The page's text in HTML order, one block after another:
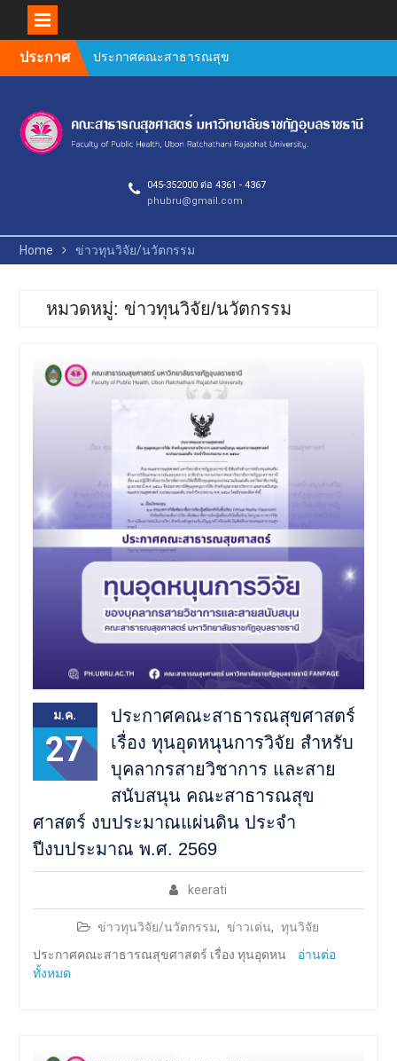
ประกาศ
สาธารณสุขศาสตร์
Author Guidelines and
Manuscript Preparation
คำชี้แจงการตีพิมพ์วารสาร
วิจัยสาธารณสุขศาสตร์ 2569
ยินดีต้อนรับคณะกรรมการ
ศึกษาภายใน ระดับหลักสูตร
(AUN QA / TQF) ประจำปีการ
กิจกรรมประกวดผลงาน
วิชาการ วิจัย และนวัตกรรม
UBRU Symposium : Public
Health Next Gen
045-352000 ต่อ 4361 - 4367
phubru@gmail.com
Home ข่าวทุนวิจัย/นวัตกรรม
หมวดหมู่: ข่าวทุนวิจัย/นวัตกรรม
ม.ค.
27
ประกาศคณะสาธารณสุขศาสตร์
เรื่อง ทุนอุดหนุนการวิจัย สำหรับ
บุคลากรสายวิชาการ และสาย
สนับสนุน คณะสาธารณสุข
ศาสตร์ งบประมาณแผ่นดิน ประจำ
ปีงบประมาณ พ.ศ. 2569
keerati
ข่าวทุนวิจัย/นวัตกรรม, ข่าวเด่น, ทุนวิจัย
ประกาศคณะสาธารณสุขศาสตร์ เรื่อง ทุนอุดหน
อ่านต่อ
ทั้งหมด